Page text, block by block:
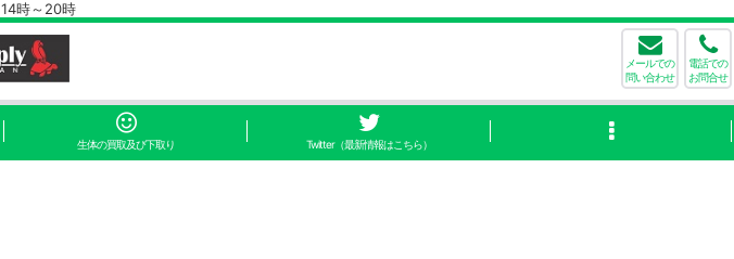
時～20時
メールでの
問い合わせ
電話での
お問合せ
生体の買取及び下取り Twitter（最新情報はこちら）